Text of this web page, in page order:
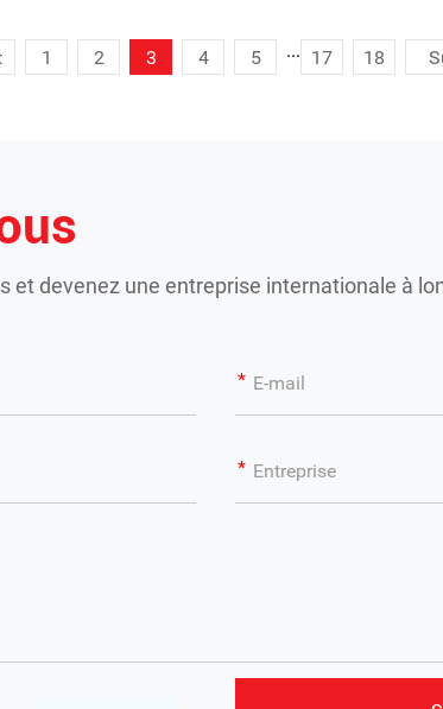
1 2 3 4 5 ... 17 18
et devenez une entreprise internationale à